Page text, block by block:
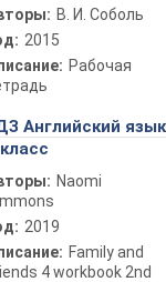
В. И. Соболь
2015
Рабочая
Английский язык
Naomi
2019
Family and
4 workbook 2nd